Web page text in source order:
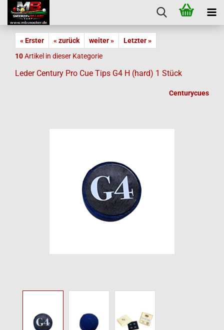
« Erster « zurück weiter »
Letzter »
10Artikel in dieser Kategorie
Leder Century Pro Cue Tips G4 H (hard) 1 Stück
Centurycues